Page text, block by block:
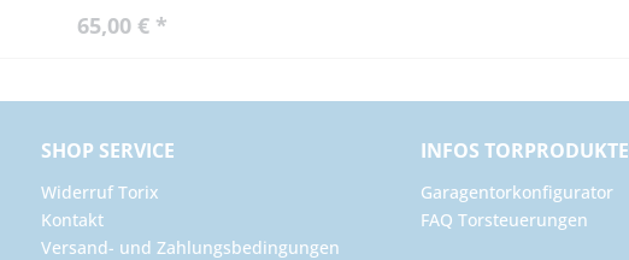
65,00 € *
SHOP SERVICE
Widerruf Torix
Kontakt
Versand- und Zahlungsbedingungen
INFOS TORPRODUKTE
Garagentorkonfigurator
FAQ Torsteuerungen